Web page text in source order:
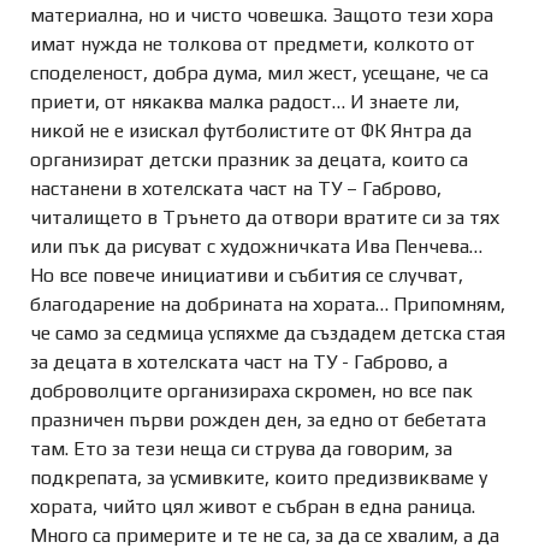
материална, но и чисто човешка. Защото тези хора
имат нужда не толкова от предмети, колкото от
споделеност, добра дума, мил жест, усещане, че са
приети, от някаква малка радост… И знаете ли,
никой не е изискал футболистите от ФК Янтра да
организират детски празник за децата, които са
настанени в хотелската част на ТУ – Габрово,
читалището в Трънето да отвори вратите си за тях
или пък да рисуват с художничката Ива Пенчева…
Но все повече инициативи и събития се случват,
благодарение на добрината на хората… Припомням,
че само за седмица успяхме да създадем детска стая
за децата в хотелската част на ТУ - Габрово, а
доброволците организираха скромен, но все пак
празничен първи рожден ден, за едно от бебетата
там. Ето за тези неща си струва да говорим, за
подкрепата, за усмивките, които предизвикваме у
хората, чийто цял живот е събран в една раница.
Много са примерите и те не са, за да се хвалим, а да